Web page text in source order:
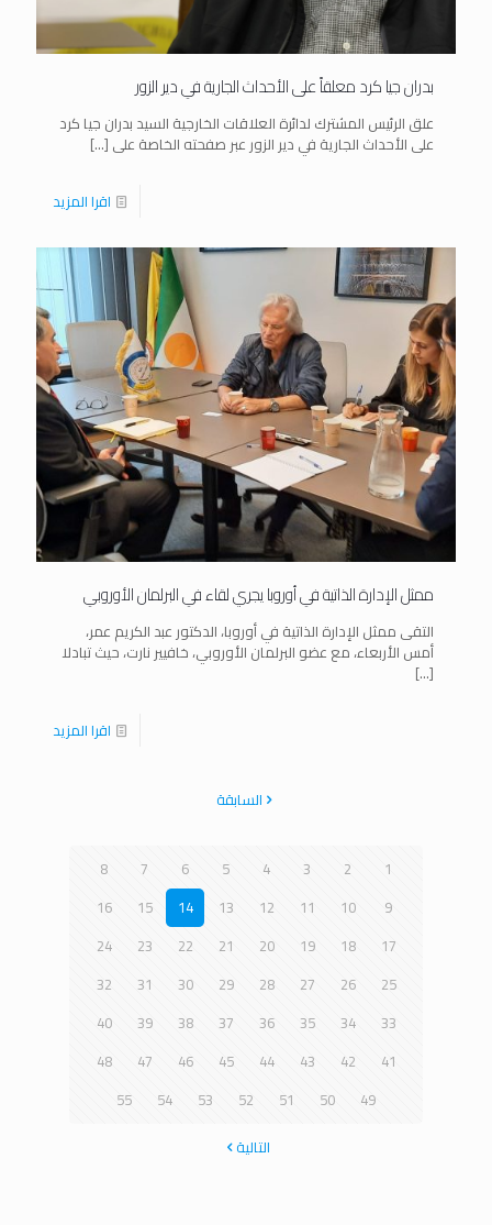
بدران جيا كرد معلقاً على الأحداث الجارية في دير الزور
علق الرئيس المشترك لدائرة العلاقات الخارجية السيد بدران جيا كرد
على الأحداث الجارية في دير الزور عبر صفحته الخاصة على […]
اقرا المزيد
ممثل الإدارة الذاتية في أوروبا يجري لقاء في البرلمان الأوروبي
التقى ممثل الإدارة الذاتية في أوروبا، الدكتور عبد الكريم عمر،
أمس الأربعاء، مع عضو البرلمان الأوروبي، خافيير نارت، حيث تبادلا
[…]
اقرا المزيد
السابقة
1
2
3
4
5
6
7
8
9
10
11
12
13
14
15
16
17
18
19
20
21
22
23
24
25
26
27
28
29
30
31
32
33
34
35
36
37
38
39
40
41
42
43
44
45
46
47
48
49
50
51
52
53
54
55
التالية